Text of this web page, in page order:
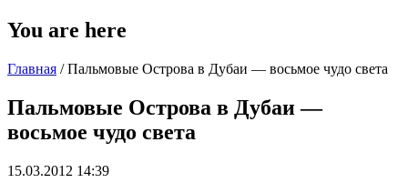
You are here
Главная / Пальмовые Острова в Дубаи — восьмое чудо света
Пальмовые Острова в Дубаи —
восьмое чудо света
15.03.2012 14:39